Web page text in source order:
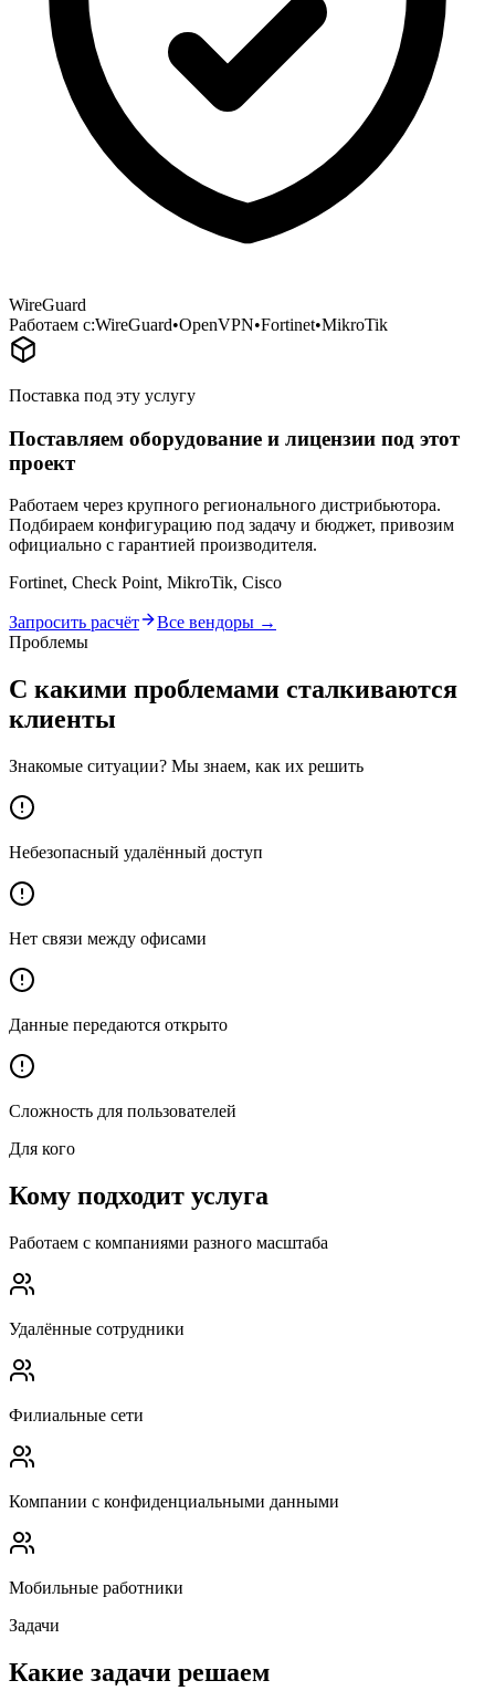
WireGuard
Работаем с:WireGuard•OpenVPN•Fortinet•MikroTik
Поставка под эту услугу
Поставляем оборудование и лицензии под этот
проект
Работаем через крупного регионального дистрибьютора.
Подбираем конфигурацию под задачу и бюджет, привозим
официально с гарантией производителя.
Fortinet, Check Point, MikroTik, Cisco
Запросить расчёт
Все вендоры →
Проблемы
С какими проблемами сталкиваются
клиенты
Знакомые ситуации? Мы знаем, как их решить
Небезопасный удалённый доступ
Нет связи между офисами
Данные передаются открыто
Сложность для пользователей
Для кого
Кому подходит услуга
Работаем с компаниями разного масштаба
Удалённые сотрудники
Филиальные сети
Компании с конфиденциальными данными
Мобильные работники
Задачи
Какие задачи решаем